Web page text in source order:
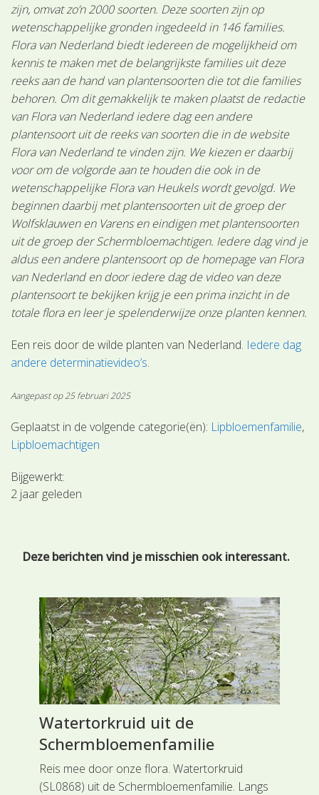
zijn, omvat zo’n 2000 soorten. Deze soorten zijn op
wetenschappelijke gronden ingedeeld in 146 families.
Flora van Nederland biedt iedereen de mogelijkheid om
kennis te maken met de belangrijkste families uit deze
reeks aan de hand van plantensoorten die tot die families
behoren. Om dit gemakkelijk te maken plaatst de redactie
van Flora van Nederland iedere dag een andere
plantensoort uit de reeks van soorten die in de website
Flora van Nederland te vinden zijn. We kiezen er daarbij
voor om de volgorde aan te houden die ook in de
wetenschappelijke Flora van Heukels wordt gevolgd. We
beginnen daarbij met plantensoorten uit de groep der
Wolfsklauwen en Varens en eindigen met plantensoorten
uit de groep der Schermbloemachtigen. Iedere dag vind je
aldus een andere plantensoort op de homepage van Flora
van Nederland en door iedere dag de video van deze
plantensoort te bekijken krijg je een prima inzicht in de
totale flora en leer je spelenderwijze onze planten kennen.
Een reis door de wilde planten van Nederland. Iedere dag
andere determinatievideo’s.
Aangepast op 25 februari 2025
Geplaatst in de volgende categorie(ën): Lipbloemenfamilie
Lipbloemachtigen
Bijgewerkt:
2 jaar geleden
Deze berichten vind je misschien ook interessant.
Watertorkruid uit de
Schermbloemenfamilie
Reis mee door onze flora. Watertorkruid
(SL0868) uit de Schermbloemenfamilie. Langs